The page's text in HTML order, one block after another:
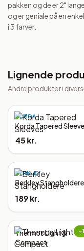
pakken og de er 2"
og er geniale på en
i 3 farver.
Lignende
Andre produkter i
KORDA
Korda Tapered
45 kr.
BERKLEY
Berkley Stangholdere
189 kr.
−
Thermos Light &
Compact